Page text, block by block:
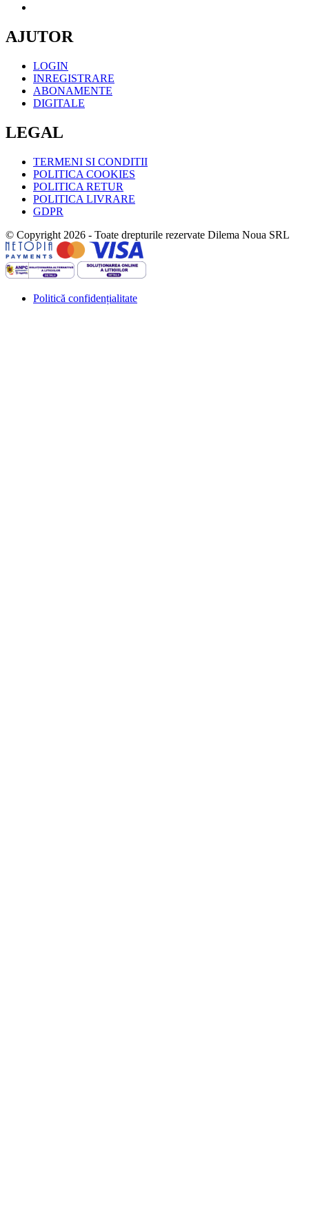
AJUTOR
LOGIN
INREGISTRARE
ABONAMENTE
DIGITALE
LEGAL
TERMENI SI CONDITII
POLITICA COOKIES
POLITICA RETUR
POLITICA LIVRARE
GDPR
© Copyright 2026 - Toate drepturile rezervate Dilema Noua SRL
Politică confidențialitate